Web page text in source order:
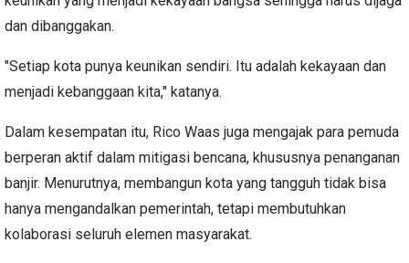
dan dibanggakan.
"Setiap kota punya keunikan sendiri. Itu adalah kekayaan dan
menjadi kebanggaan kita," katanya.
Dalam kesempatan itu, Rico Waas juga mengajak para pemuda
berperan aktif dalam mitigasi bencana, khususnya penanganan
banjir. Menurutnya, membangun kota yang tangguh tidak bisa
hanya mengandalkan pemerintah, tetapi membutuhkan
kolaborasi seluruh elemen masyarakat.